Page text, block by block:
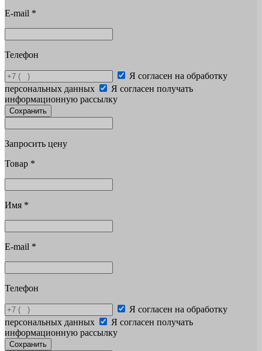
E-mail *
Телефон
Я согласен на обработку
персональных данных
Я согласен получать
информационную рассылку
Сохранить
Запросить цену
Товар *
Имя *
E-mail *
Телефон
Я согласен на обработку
персональных данных
Я согласен получать
информационную рассылку
Сохранить